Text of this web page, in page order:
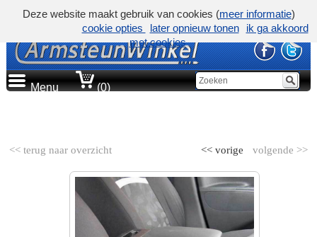
Menu (0)
<< terug naar overzicht volgende >>
<< vorige
Deze website maakt gebruik van cookies (meer informatie)
cookie opties
later opnieuw tonen
ik ga akkoord
met cookies